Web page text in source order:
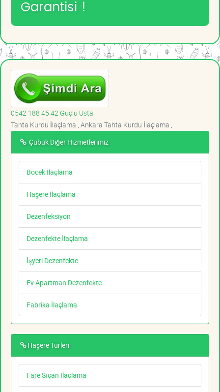
Garantisi !
0542 188 45 42 Güçlü Usta
Tahta Kurdu İlaçlama , Ankara Tahta Kurdu İlaçlama ,
Çubuk Diğer Hizmetlerimiz
Böcek İlaçlama
Haşere İlaçlama
Dezenfeksiyon
Dezenfekte İlaçlama
İşyeri Dezenfekte
Ev Apartman Dezenfekte
Fabrika İlaçlama
Haşere Türleri
Fare Sıçan İlaçlama